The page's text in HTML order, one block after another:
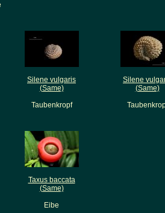
Silene vulgaris
(Same)
Taubenkropf
Silene
(Same)
Taxus baccata
(Same)
Eibe